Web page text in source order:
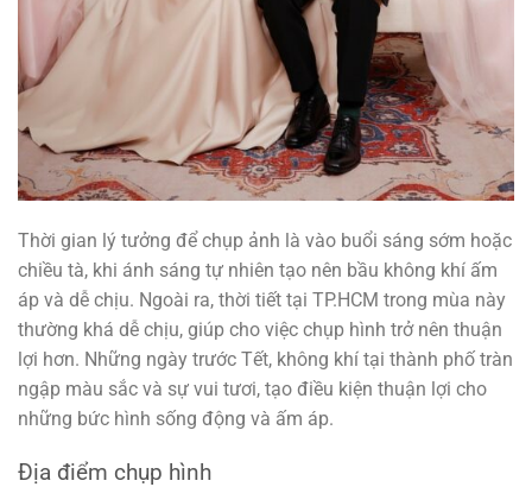
Thời gian lý tưởng để chụp ảnh là vào buổi sáng sớm hoặc
chiều tà, khi ánh sáng tự nhiên tạo nên bầu không khí ấm
áp và dễ chịu. Ngoài ra, thời tiết tại TP.HCM trong mùa này
thường khá dễ chịu, giúp cho việc chụp hình trở nên thuận
lợi hơn. Những ngày trước Tết, không khí tại thành phố tràn
ngập màu sắc và sự vui tươi, tạo điều kiện thuận lợi cho
những bức hình sống động và ấm áp.
Địa điểm chụp hình